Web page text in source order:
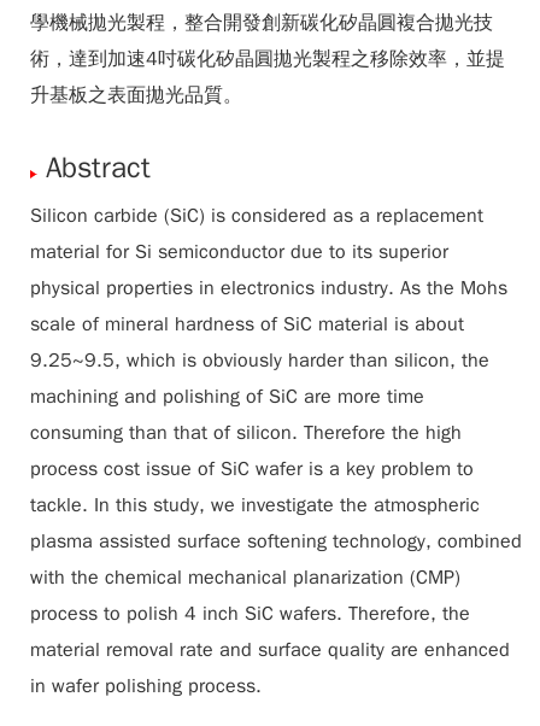
學機械拋光製程，整合開發創新碳化矽晶圓複合拋光技
術，達到加速4吋碳化矽晶圓拋光製程之移除效率，並提
升基板之表面拋光品質。
Abstract
Silicon carbide (SiC) is considered as a replacement
material for Si semiconductor due to its superior
physical properties in electronics industry. As the Mohs
scale of mineral hardness of SiC material is about
9.25~9.5, which is obviously harder than silicon, the
machining and polishing of SiC are more time
consuming than that of silicon. Therefore the high
process cost issue of SiC wafer is a key problem to
tackle. In this study, we investigate the atmospheric
plasma assisted surface softening technology, combined
with the chemical mechanical planarization (CMP)
process to polish 4 inch SiC wafers. Therefore, the
material removal rate and surface quality are enhanced
in wafer polishing process.